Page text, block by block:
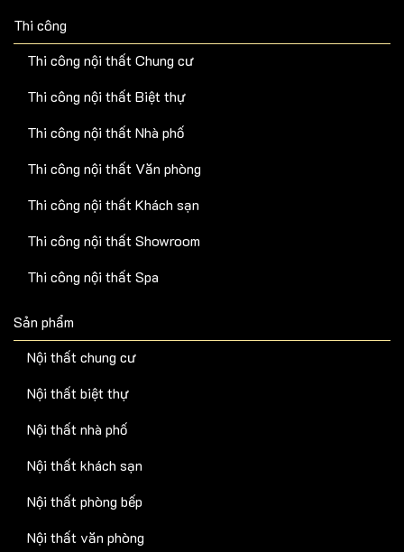
Thi công
Thi công nội thất Chung cư
Thi công nội thất Biệt thự
Thi công nội thất Nhà phố
Thi công nội thất Văn phòng
Thi công nội thất Khách sạn
Thi công nội thất Showroom
Thi công nội thất Spa
Sản phẩm
Nội thất chung cư
Nội thất biệt thự
Nội thất nhà phố
Nội thất khách sạn
Nội thất phòng bếp
Nội thất văn phòng